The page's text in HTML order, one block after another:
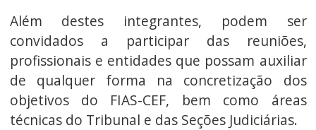
Além destes integrantes, podem ser
convidados a participar das reuniões,
profissionais e entidades que possam auxiliar
de qualquer forma na concretização dos
objetivos do FIAS-CEF, bem como áreas
técnicas do Tribunal e das Seções Judiciárias.